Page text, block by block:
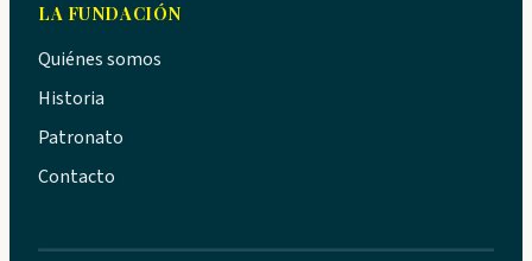
LA FUNDACIÓN
Quiénes somos
Historia
Patronato
Contacto